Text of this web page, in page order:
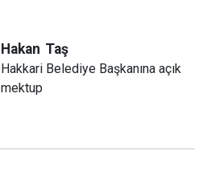
Hakan Taş
Hakkari Belediye Başkanına açık
mektup